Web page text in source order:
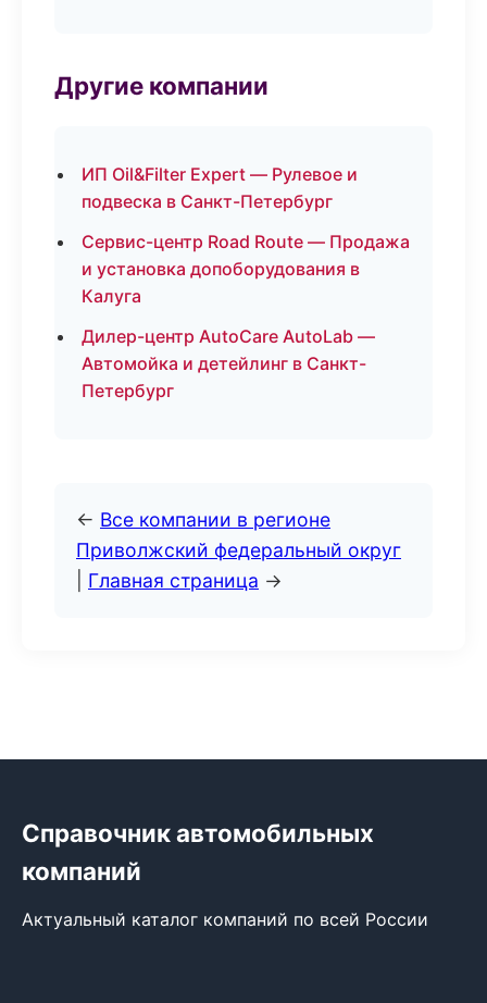
Другие компании
ИП Oil&Filter Expert — Рулевое и
подвеска в Санкт-Петербург
Сервис-центр Road Route — Продажа
и установка допоборудования в
Калуга
Дилер-центр AutoCare AutoLab —
Автомойка и детейлинг в Санкт-
Петербург
← Все компании в регионе
Приволжский федеральный округ
Главная страница →
Справочник автомобильных
компаний
Актуальный каталог компаний по всей России